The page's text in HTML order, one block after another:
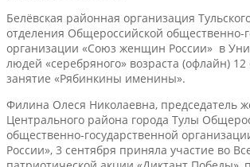
Белёвская районная организация
отделения Общероссийской общественно-
организации «Союз женщин России» в
людей «серебряного» возраста (офлайн)
занятие «Рябинкины именины».
Филина Олеся Николаевна, председатель
Центрального района города Тулы
общественно-государственной
России», 3 сентября приняла участие во